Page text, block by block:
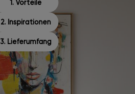
1. Vorteile
2. Inspirationen
3. Lieferumfang